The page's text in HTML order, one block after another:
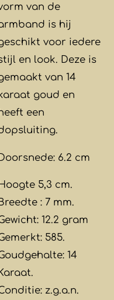
van de
is hij
voor iedere
en look. Deze is
van 14
goud en
een
Doorsnede: 6.2 cm
5,3 cm.
Breedte : 7 mm.
12.2 gram
585.
14
z.g.a.n.